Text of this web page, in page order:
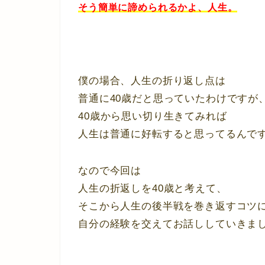
そう簡単に諦められるかよ、人生。
僕の場合、人生の折り返し点は
普通に40歳だと思っていたわけですが、
40歳から思い切り生きてみれば
人生は普通に好転すると思ってるんで
なので今回は
人生の折返しを40歳と考えて、
そこから人生の後半戦を巻き返すコツ
自分の経験を交えてお話ししていきま